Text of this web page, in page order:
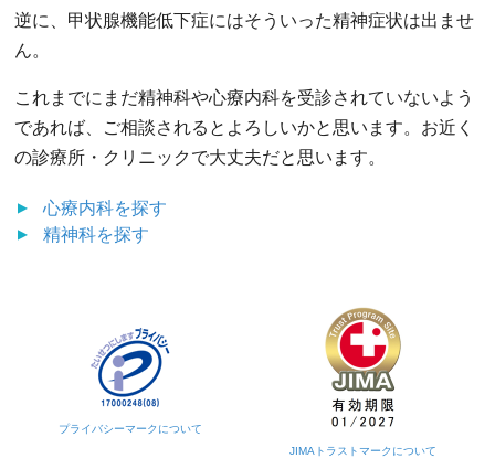
逆に、甲状腺機能低下症にはそういった精神症状は出ませ
ん。
これまでにまだ精神科や心療内科を受診されていないよう
であれば、ご相談されるとよろしいかと思います。お近く
の診療所・クリニックで大丈夫だと思います。
心療内科を探す
精神科を探す